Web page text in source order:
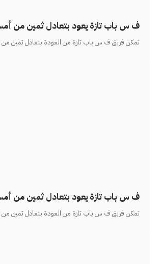
ف س باب تازة يعود بتعادل ثمين من
تمكن فريق ف س باب تازة من العودة بتعادل ثمين
ف س باب تازة يعود بتعادل ثمين من
تمكن فريق ف س باب تازة من العودة بتعادل ثمين